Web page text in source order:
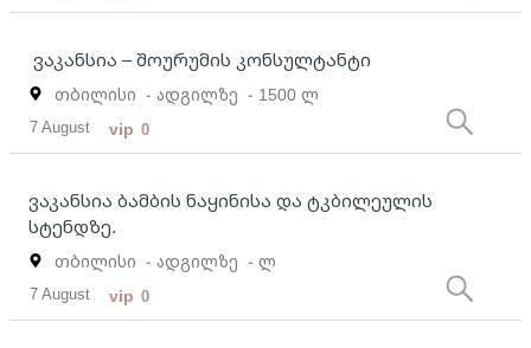
ვაკანსია – შოურუმის კონსულტანტი
თბილისი - ადგილზე - 1500 ლ
7 August vip 0
ვაკანსია ბამბის ნაყინისა და ტკბილეულის
სტენდზე.
თბილისი - ადგილზე - ლ
7 August vip 0